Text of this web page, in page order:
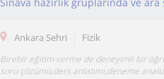
Ankara Sehri Fizik
Birebir eğitim verme de deneyimli bir
soru çözümü,ders anlatımı,deneme